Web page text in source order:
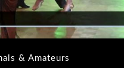
& Amateurs